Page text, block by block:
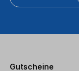
Gutscheine